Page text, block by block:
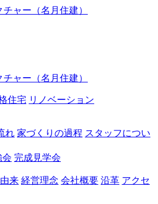
住宅 リノベーション
れ 家づくりの過程 スタッフについ
会 完成見学会
由来 経営理念 会社概要 沿革 アクセ